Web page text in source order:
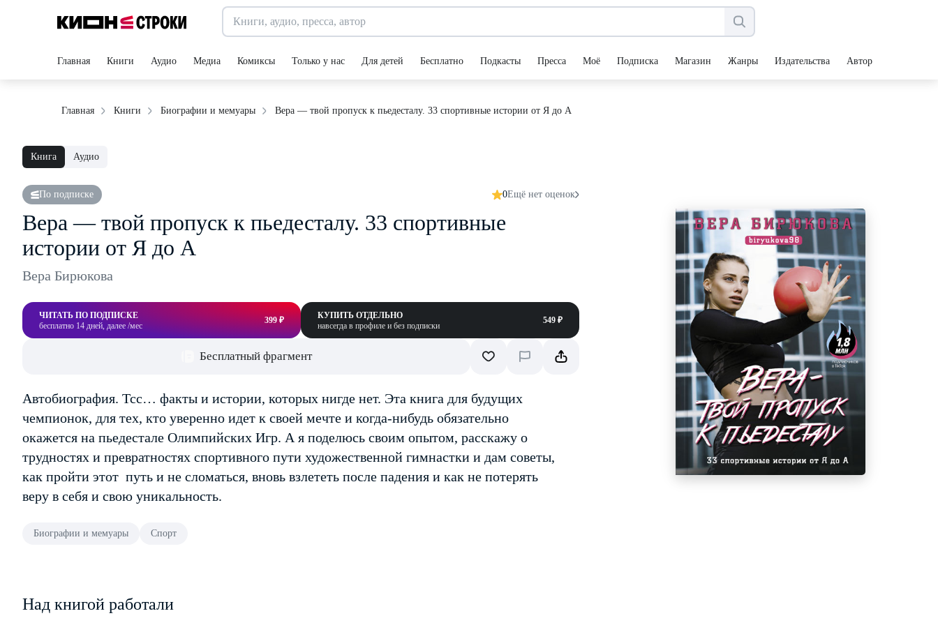
Главная Книги Аудио Медиа Комиксы Только у нас Для детей Бесплатно Подкасты Пресса Моё Подписка Магазин Жанры Издательства Авторы
Главная Книги Биографии и мемуары Вера — твой пропуск к пьедесталу. 33 спортивные истории от Я до А
Книга Аудио
По подписке 0Ещё нет оценок
Вера — твой пропуск к пьедесталу. 33 спортивные
истории от Я до А
Вера Бирюкова
ЧИТАТЬ ПО ПОДПИСКЕ
бесплатно 14 дней, далее /мес
399 ₽
КУПИТЬ ОТДЕЛЬНО
навсегда в профиле и без подписки
549 ₽
Бесплатный фрагмент
Автобиография. Тсс… факты и истории, которых нигде нет. Эта книга для будущих
чемпионок, для тех, кто уверенно идет к своей мечте и когда-нибудь обязательно
окажется на пьедестале Олимпийских Игр. А я поделюсь своим опытом, расскажу о
трудностях и превратностях спортивного пути художественной гимнастки и дам советы,
как пройти этот путь и не сломаться, вновь взлететь после падения и как не потерять
веру в себя и свою уникальность.
Биографии и мемуары Спорт
Над книгой работали